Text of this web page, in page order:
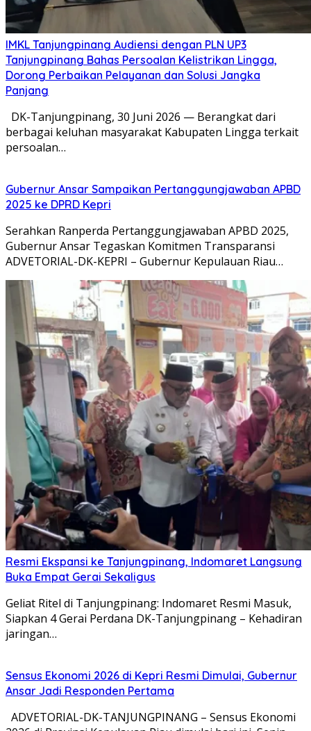
IMKL Tanjungpinang Audiensi dengan PLN UP3
Tanjungpinang Bahas Persoalan Kelistrikan Lingga,
Dorong Perbaikan Pelayanan dan Solusi Jangka
Panjang
DK-Tanjungpinang, 30 Juni 2026 — Berangkat dari
berbagai keluhan masyarakat Kabupaten Lingga terkait
persoalan…
Gubernur Ansar Sampaikan Pertanggungjawaban APBD
2025 ke DPRD Kepri
Serahkan Ranperda Pertanggungjawaban APBD 2025,
Gubernur Ansar Tegaskan Komitmen Transparansi
ADVETORIAL-DK-KEPRI – Gubernur Kepulauan Riau…
Resmi Ekspansi ke Tanjungpinang, Indomaret Langsung
Buka Empat Gerai Sekaligus
Geliat Ritel di Tanjungpinang: Indomaret Resmi Masuk,
Siapkan 4 Gerai Perdana DK-Tanjungpinang – Kehadiran
jaringan…
Sensus Ekonomi 2026 di Kepri Resmi Dimulai, Gubernur
Ansar Jadi Responden Pertama
ADVETORIAL-DK-TANJUNGPINANG – Sensus Ekonomi